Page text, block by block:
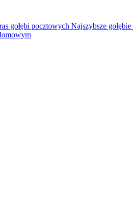
gołębi pocztowych Najszybsze gołębie